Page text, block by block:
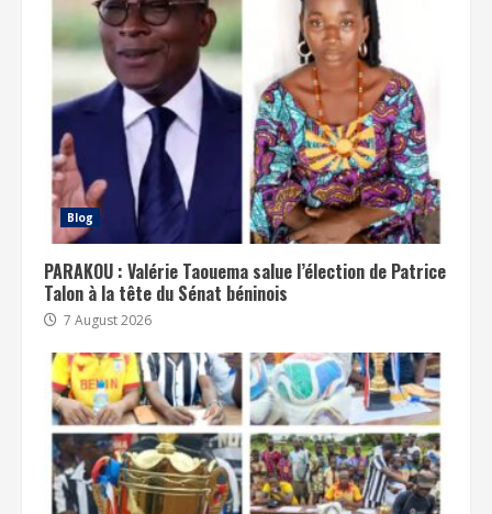
Blog
PARAKOU : Valérie Taouema salue l’élection de Patrice
Talon à la tête du Sénat béninois
7 August 2026